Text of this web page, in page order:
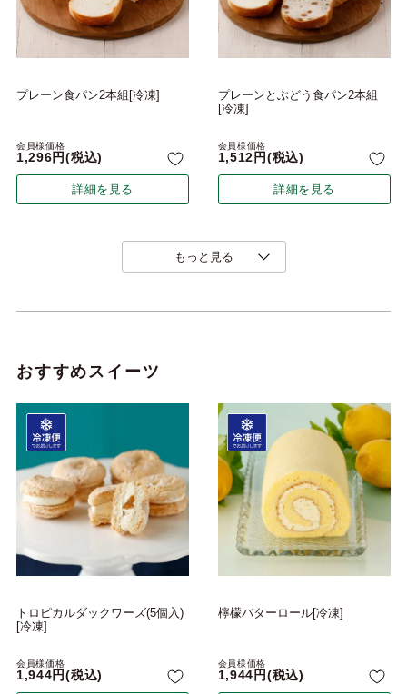
プレーン食パン2本組[冷凍]
会員様価格
1,296 税込
詳細を見る
プレーンとぶどう食パン2本組
[冷凍]
会員様価格
1,512 税込
詳細を見る
もっと見る
おすすめスイーツ
トロピカルダックワーズ(5個入)
[冷凍]
会員様価格
1,944 税込
檸檬バターロール[冷凍]
会員様価格
1,944 税込